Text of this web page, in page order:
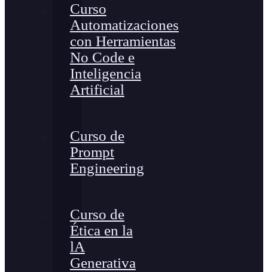
Curso
Automatizaciones
con Herramientas
No Code e
Inteligencia
Artificial
Curso de
Prompt
Engineering
Curso de
Ética en la
lA
Generativa